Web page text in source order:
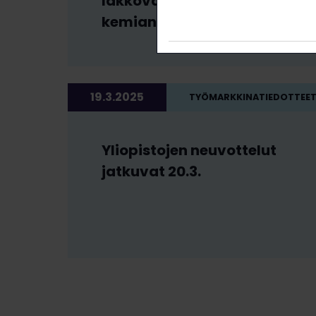
kemianteollisuuteen
19.3.2025 TYÖMARKKINATIEDOTTEET
Yliopistojen neuvottelut
jatkuvat 20.3.